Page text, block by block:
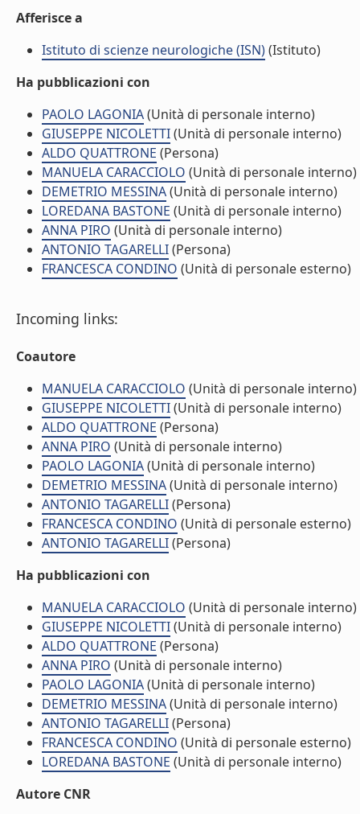
Afferisce a
Istituto di scienze neurologiche (ISN)(Istituto)
Ha pubblicazioni con
PAOLO LAGONIA(Unità di personale interno)
GIUSEPPE NICOLETTI(Unità di personale interno)
ALDO QUATTRONE (Persona)
MANUELA CARACCIOLO (Unità di personale interno)
DEMETRIO MESSINA(Unità di personale interno)
LOREDANA BASTONE (Unità di personale interno)
ANNA PIRO (Unità di personale interno)
ANTONIO TAGARELLI(Persona)
FRANCESCA CONDINO (Unità di personale esterno)
Incoming links:
Coautore
MANUELA CARACCIOLO (Unità di personale interno)
GIUSEPPE NICOLETTI(Unità di personale interno)
ALDO QUATTRONE (Persona)
ANNA PIRO (Unità di personale interno)
PAOLO LAGONIA(Unità di personale interno)
DEMETRIO MESSINA(Unità di personale interno)
ANTONIO TAGARELLI(Persona)
FRANCESCA CONDINO (Unità di personale esterno)
ANTONIO TAGARELLI(Persona)
Ha pubblicazioni con
MANUELA CARACCIOLO (Unità di personale interno)
GIUSEPPE NICOLETTI(Unità di personale interno)
ALDO QUATTRONE (Persona)
ANNA PIRO (Unità di personale interno)
PAOLO LAGONIA(Unità di personale interno)
DEMETRIO MESSINA(Unità di personale interno)
ANTONIO TAGARELLI(Persona)
FRANCESCA CONDINO (Unità di personale esterno)
LOREDANA BASTONE (Unità di personale interno)
Autore CNR